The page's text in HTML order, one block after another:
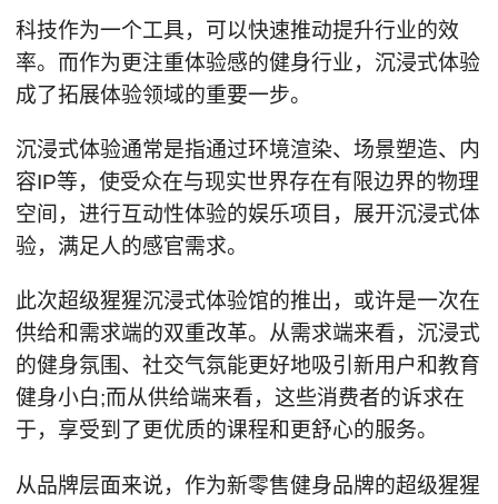
科技作为一个工具，可以快速推动提升行业的效
率。而作为更注重体验感的健身行业，沉浸式体验
成了拓展体验领域的重要一步。
沉浸式体验通常是指通过环境渲染、场景塑造、内
容IP等，使受众在与现实世界存在有限边界的物理
空间，进行互动性体验的娱乐项目，展开沉浸式体
验，满足人的感官需求。
此次超级猩猩沉浸式体验馆的推出，或许是一次在
供给和需求端的双重改革。从需求端来看，沉浸式
的健身氛围、社交气氛能更好地吸引新用户和教育
健身小白;而从供给端来看，这些消费者的诉求在
于，享受到了更优质的课程和更舒心的服务。
从品牌层面来说，作为新零售健身品牌的超级猩猩